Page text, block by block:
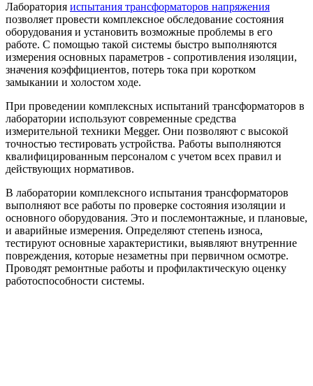
Лаборатория испытания трансформаторов напряжения
позволяет провести комплексное обследование состояния
оборудования и установить возможные проблемы в его
работе. С помощью такой системы быстро выполняются
измерения основных параметров - сопротивления изоляции,
значения коэффициентов, потерь тока при коротком
замыкании и холостом ходе.
При проведении комплексных испытаний трансформаторов в
лаборатории используют современные средства
измерительной техники Megger. Они позволяют с высокой
точностью тестировать устройства. Работы выполняются
квалифицированным персоналом с учетом всех правил и
действующих нормативов.
В лаборатории комплексного испытания трансформаторов
выполняют все работы по проверке состояния изоляции и
основного оборудования. Это и послемонтажные, и плановые,
и аварийные измерения. Определяют степень износа,
тестируют основные характеристики, выявляют внутренние
повреждения, которые незаметны при первичном осмотре.
Проводят ремонтные работы и профилактическую оценку
работоспособности системы.